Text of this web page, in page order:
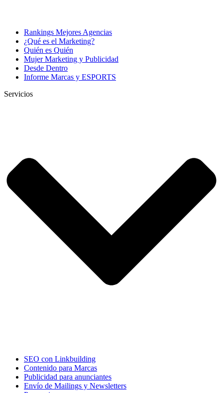
Rankings Mejores Agencias
¿Qué es el Marketing?
Quién es Quién
Mujer Marketing y Publicidad
Desde Dentro
Informe Marcas y ESPORTS
Servicios
SEO con Linkbuilding
Contenido para Marcas
Publicidad para anunciantes
Envío de Mailings y Newsletters